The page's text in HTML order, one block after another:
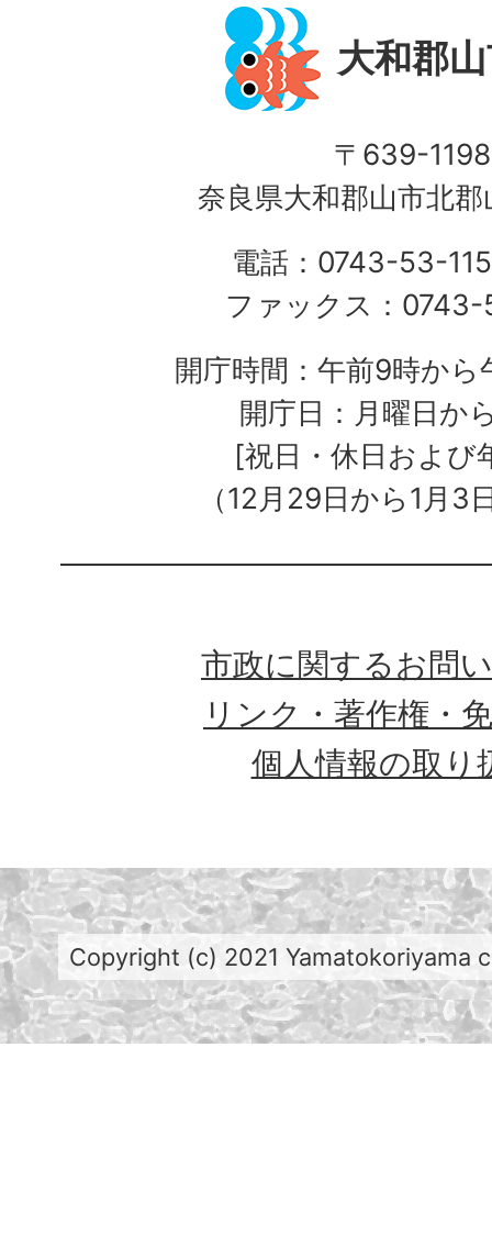
大和郡
〒639-1198
奈良県大和郡山市北
電話：0743-53-
ファックス：
開庁時間：午前9時か
開庁日：月曜日か
[祝日・休日および
（12月29日から1月3
市政に関するお問
リンク・著作権・
個人情報の取り
Copyright (c) 2021 Yamatokoriyama